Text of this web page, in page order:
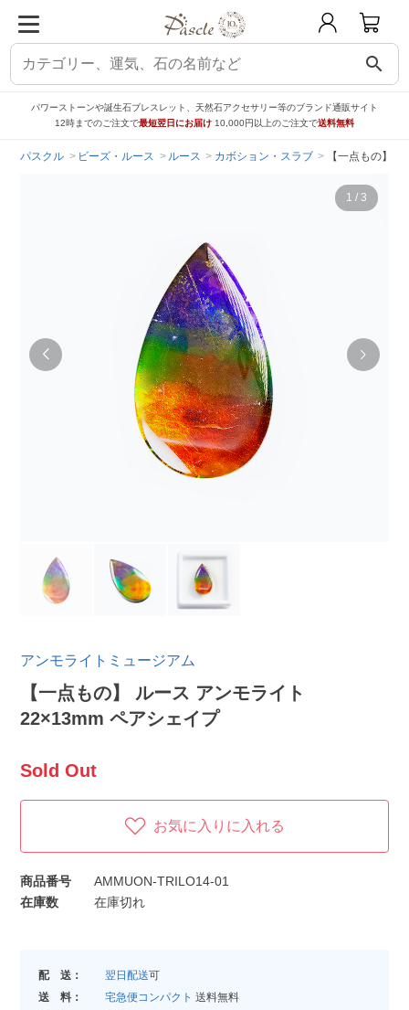
search
パワーストーンや誕生石ブレスレット、天然石アクセサリー等のブランド通販サイト
12時までのご注文で最短翌日にお届け 10,000円以上のご注文で送料無料
パスクル ビーズ・ルース ルース カボション・スラブ 【一点もの】
1 / 3
アンモライトミュージアム
【一点もの】 ルース アンモライト
22×13mm ペアシェイプ
Sold Out
お気に入りに入れる
商品番号
AMMUON-TRILO14-01
在庫数
在庫切れ
配 送： 翌日配送可
送 料：
宅急便コンパクト 送料無料